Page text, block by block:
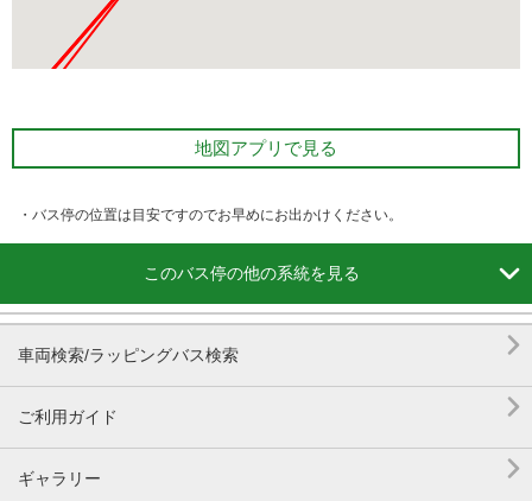
地図アプリで見る
・バス停の位置は目安ですのでお早めにお出かけください。
このバス停の他の系統を見る 
車両検索/ラッピングバス検索 
ご利用ガイド 
ギャラリー 